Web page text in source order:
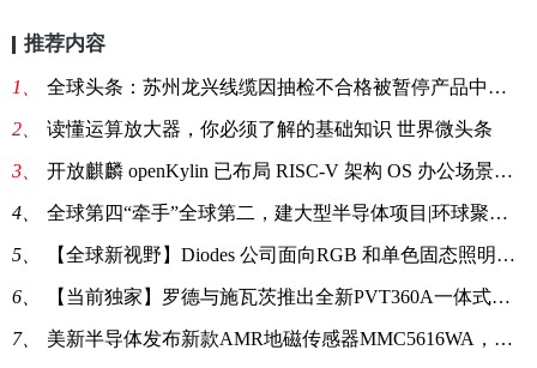
推荐内容
1、 全球头条：苏州龙兴线缆因抽检不合格被暂停产品中标资格6个月
2、 读懂运算放大器，你必须了解的基础知识 世界微头条
3、 开放麒麟 openKylin 已布局 RISC-V 架构 OS 办公场景生态：迁移适配开源应用_全球观焦点
4、 全球第四“牵手”全球第二，建大型半导体项目|环球聚看点
5、 【全球新视野】Diodes 公司面向RGB 和单色固态照明LED推出双数字接口、多通道 LED 驱动器
6、 【当前独家】罗德与施瓦茨推出全新PVT360A一体式解决方案，适用于FR1基站、小基站和射频元器件的表征和生产测试
7、 美新半导体发布新款AMR地磁传感器MMC5616WA，全新升级，满足丰富的应用场景-环球热文